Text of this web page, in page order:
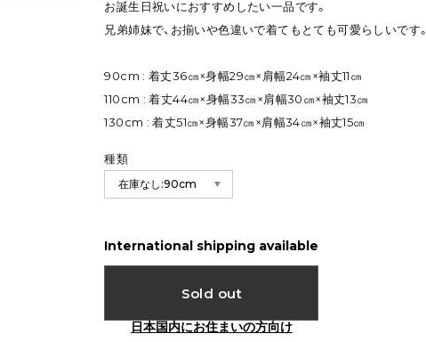
お誕生日祝いにおすすめしたい一品です。
兄弟姉妹で、お揃いや色違いで着てもとても可愛らしいです。
90cm : 着丈36㎝×身幅29㎝×肩幅24㎝×袖丈11㎝
110cm : 着丈44㎝×身幅33㎝×肩幅30㎝×袖丈13㎝
130cm : 着丈51㎝×身幅37㎝×肩幅34㎝×袖丈15㎝
種類
International shipping available
Sold out
日本国内にお住まいの方向け